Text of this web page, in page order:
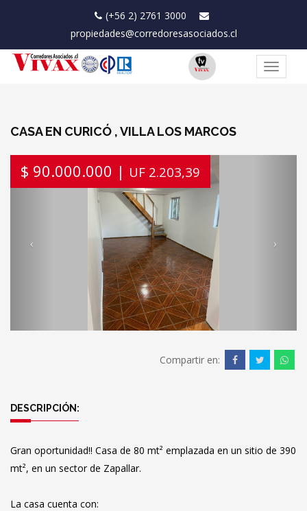
(+56 2) 2761 3000
propiedades@corredoresasociados.cl
Toggle
CASA EN CURICÓ , VILLA LOS MARCOS
$ 90.000.000 | UF 2.203,39
Previous
Compartir en:
DESCRIPCIÓN:
Gran oportunidad!! Casa de 80 mt² emplazada en un sitio de 390
mt², en un sector de Zapallar.
La casa cuenta con: